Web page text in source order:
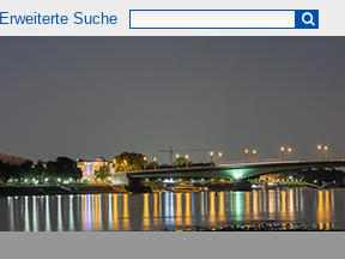
Erweiterte Suche